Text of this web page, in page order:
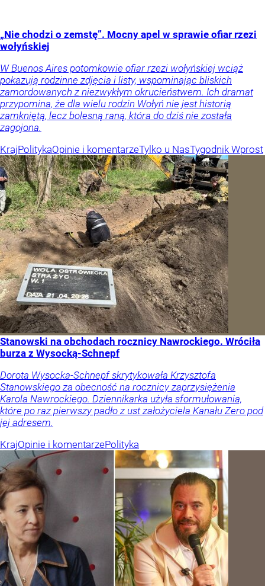
„Nie chodzi o zemstę”. Mocny apel w sprawie ofiar rzezi
wołyńskiej
W Buenos Aires potomkowie ofiar rzezi wołyńskiej wciąż
pokazują rodzinne zdjęcia i listy, wspominając bliskich
zamordowanych z niezwykłym okrucieństwem. Ich dramat
przypomina, że dla wielu rodzin Wołyń nie jest historią
zamkniętą, lecz bolesną raną, która do dziś nie została
zagojona.
KrajPolitykaOpinie i komentarzeTylko u NasTygodnik Wprost
Stanowski na obchodach rocznicy Nawrockiego. Wróciła
burza z Wysocką-Schnepf
Dorota Wysocka-Schnepf skrytykowała Krzysztofa
Stanowskiego za obecność na rocznicy zaprzysiężenia
Karola Nawrockiego. Dziennikarka użyła sformułowania,
które po raz pierwszy padło z ust założyciela Kanału Zero pod
jej adresem.
KrajOpinie i komentarzePolityka